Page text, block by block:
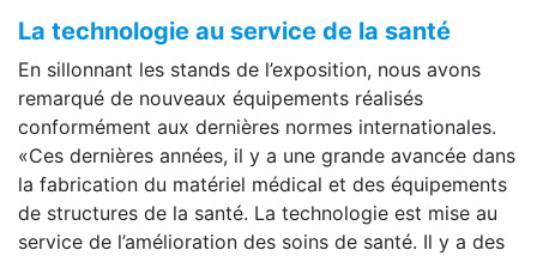
La technologie au service de la santé
En sillonnant les stands de l’exposition, nous avons
remarqué de nouveaux équipements réalisés
conformément aux dernières normes internationales.
«Ces dernières années, il y a une grande avancée dans
la fabrication du matériel médical et des équipements
de structures de la santé. La technologie est mise au
service de l’amélioration des soins de santé. Il y a des